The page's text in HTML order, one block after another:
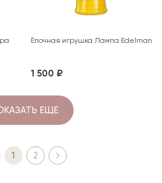
Ёлочная игрушка Лампа Edelman
1 500 ₽
ЕЩЕ
1 2